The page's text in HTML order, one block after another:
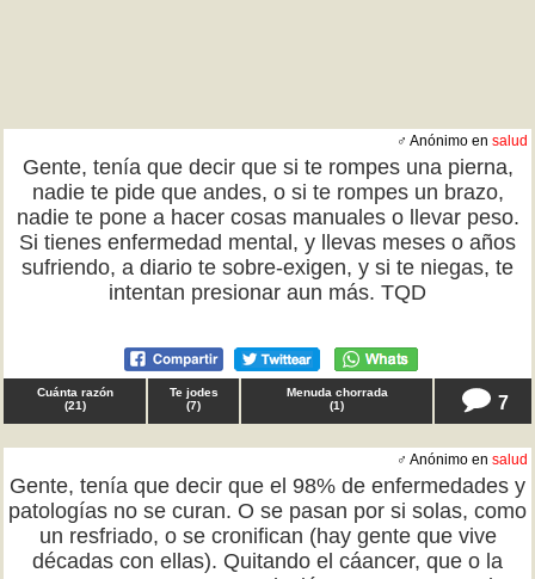
♂ Anónimo en salud
Gente, tenía que decir que si te rompes una pierna,
nadie te pide que andes, o si te rompes un brazo,
nadie te pone a hacer cosas manuales o llevar peso.
Si tienes enfermedad mental, y llevas meses o años
sufriendo, a diario te sobre-exigen, y si te niegas, te
intentan presionar aun más. TQD
Cuánta razón
(21)
Te jodes
(7)
Menuda chorrada
(1) 7
♂ Anónimo en salud
Gente, tenía que decir que el 98% de enfermedades y
patologías no se curan. O se pasan por si solas, como
un resfriado, o se cronifican (hay gente que vive
décadas con ellas). Quitando el cáancer, que o la